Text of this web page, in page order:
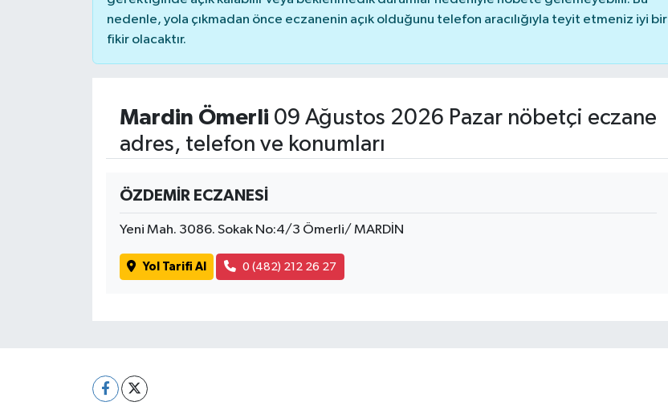
nedenle, yola çıkmadan önce eczanenin açık olduğunu telefon aracılığıyla teyit etmeniz iyi bir
fikir olacaktır.
Mardin Ömerli 09 Ağustos 2026 Pazar nöbetçi eczane
adres, telefon ve konumları
ÖZDEMİR ECZANESİ
Yeni Mah. 3086. Sokak No:4/3 Ömerli/ MARDİN
Yol Tarifi Al 0 (482) 212 26 27